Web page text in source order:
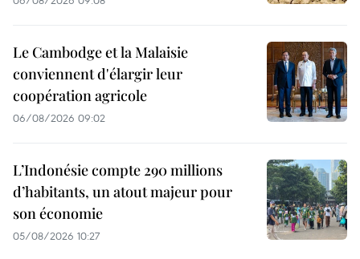
Le Cambodge et la Malaisie
conviennent d'élargir leur
coopération agricole
06/08/2026 09:02
L’Indonésie compte 290 millions
d’habitants, un atout majeur pour
son économie
05/08/2026 10:27